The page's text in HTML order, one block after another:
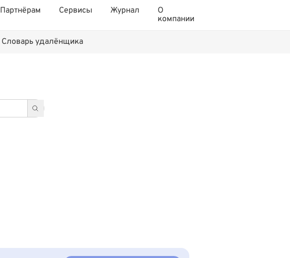
Партнёрам Сервисы Журнал
О
компании
Словарь удалёнщика